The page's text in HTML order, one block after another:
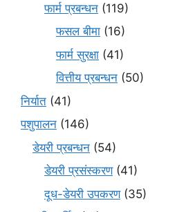
फार्म प्रबन्धन (119)
फसल बीमा (16)
फार्म सुरक्षा (41)
वित्तीय प्रबन्धन (50)
निर्यात (41)
पशुपालन (146)
डेयरी प्रबन्धन (54)
डेयरी प्रसंस्करण(41)
दूध-डेयरी उपकरण(35)